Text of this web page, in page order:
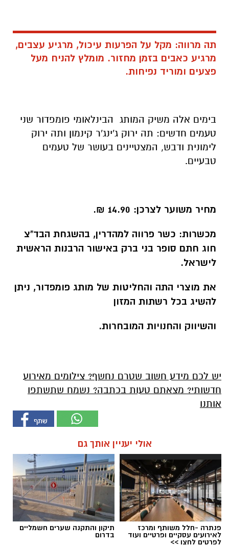
תה מרווה: מקל על הפרעות עיכול, מרגיע עצבים,
מרגיע כאבים בזמן מחזור. מומלץ להניח מעל
פצעים ומוריד נפיחות.
בימים אלה משיק המותג הבינלאומי פומפדור שני
טעמים חדשים: תה ירוק ג'ינג'ר קינמון ותה ירוק
לימונית ודבש, המצטיינים בעושר של טעמים
טבעיים.
מחיר משוער לצרכן: 14.90 ₪.
מכשרות: כשר פרווה למהדרין, בהשגחת הבד"צ
חוג חתם סופר בני ברק באישור הרבנות הראשית
לישראל.
את מוצרי התה והחליטות של מותג פומפדור, ניתן
להשיג בכל רשתות המזון
והשיווק והחנויות המובחרות.
יש לכם מידע חשוב שטרם נחשף? צילומים מאירוע
חדשותי? מצאתם טעות בכתבה? נשמח שתשתפו
אותנו
אולי יעניין אותך גם
פנתרה -חלל משותף ומרכז
לאירועים עסקיים ופרטיים ועוד
לפרטים לחצו >>
תיקון והתקנה שערים חשמליים
בדרום